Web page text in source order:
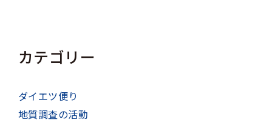
カテゴリー
ダイエツ便り
地質調査の活動